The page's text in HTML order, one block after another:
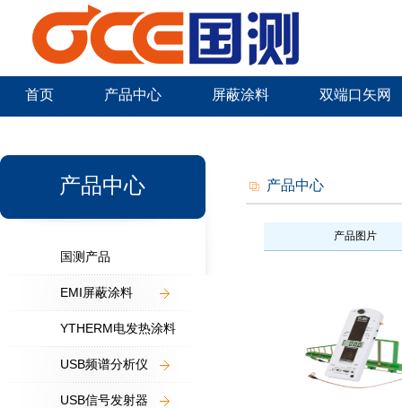
首页 产品中心 屏蔽涂料 双端口矢网
产品中心
国测产品
EMI屏蔽涂料
YTHERM电发热涂料
USB频谱分析仪
USB信号发射器
产品中心
产品图片